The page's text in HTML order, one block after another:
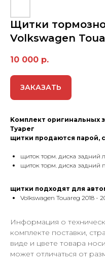
Щитки
Volkswagen
10 000 р.
ЗАКАЗАТЬ
Kомплект оригинальных
Туарег
щитки продаются парой,
щиток торм. диска задний
щиток торм. диска задний
щитки подходят для
Volkswagen Touareg 2018 -
Информация о
комплекте поставки,
виде и цвете товара
может отличаться от